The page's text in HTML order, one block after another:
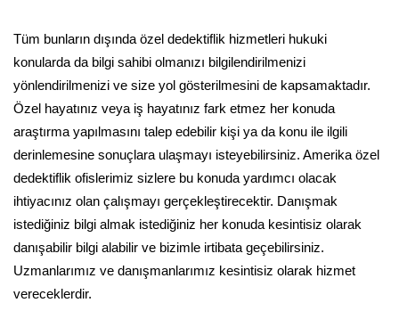
Tüm bunların dışında özel dedektiflik hizmetleri hukuki
konularda da bilgi sahibi olmanızı bilgilendirilmenizi
yönlendirilmenizi ve size yol gösterilmesini de kapsamaktadır.
Özel hayatınız veya iş hayatınız fark etmez her konuda
araştırma yapılmasını talep edebilir kişi ya da konu ile ilgili
derinlemesine sonuçlara ulaşmayı isteyebilirsiniz. Amerika özel
dedektiflik ofislerimiz sizlere bu konuda yardımcı olacak
ihtiyacınız olan çalışmayı gerçekleştirecektir. Danışmak
istediğiniz bilgi almak istediğiniz her konuda kesintisiz olarak
danışabilir bilgi alabilir ve bizimle irtibata geçebilirsiniz.
Uzmanlarımız ve danışmanlarımız kesintisiz olarak hizmet
vereceklerdir.